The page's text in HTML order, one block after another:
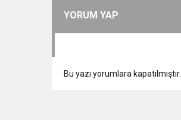
YORUM YAP
Bu yazı yorumlara kapatılmıştır.